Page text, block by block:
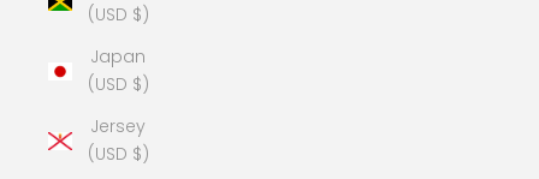
(USD $)
Japan
(USD $)
Jersey
(USD $)